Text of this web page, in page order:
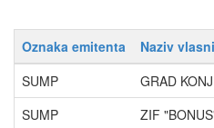
Oznaka emitenta Naziv
SUMP
GRAD
SUMP
ZIF